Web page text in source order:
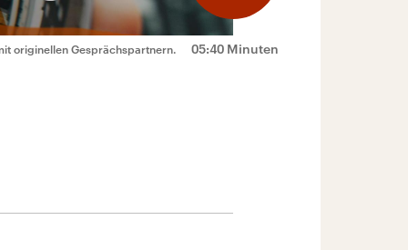
05:40 Minuten
originellen Gesprächspartnern.